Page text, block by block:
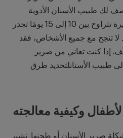
لك طبيب الأسنان الأدوية
المضادة للالتهابات لفترة قصيرة تتراوح بين 10 إلى 15 يومًا تجدر
لا تنجح مع جميع الأشخاص، فقد
إذا كنت تعاني من صرير
طبيب الأسنانلتحديد طرق
وكيفية معالجته
صرير الأسنان أو طحنها. تشير